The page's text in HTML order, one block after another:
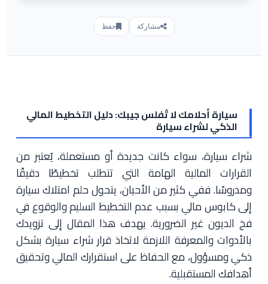
مشاركة حفظ
سيارة أحلامك لا تُفلس جيبك: دليل التخطيط المالي
الذكي لشراء سيارة
شراء سيارة، سواء كانت جديدة أو مستعملة، يُعتبر من
القرارات المالية الهامة التي تتطلب تخطيطًا دقيقًا
ومدروسًا. ففي كثير من الأحيان، يتحول حلم امتلاك سيارة
إلى كابوس مالي بسبب عدم التخطيط السليم والوقوع في
فخ الديون غير الضرورية. يهدف هذا المقال إلى تزويدك
بالأدوات والمعرفة اللازمة لاتخاذ قرار شراء سيارة بشكل
ذكي ومسؤول، مع الحفاظ على استقرارك المالي وتحقيق
أهدافك المستقبلية.